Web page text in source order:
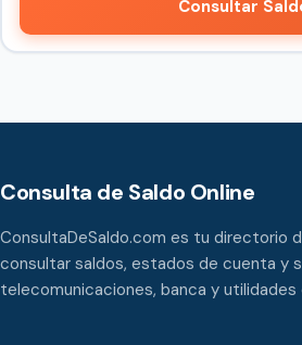
Consultar
Consulta de Saldo Online
ConsultaDeSaldo.com es tu directorio
consultar saldos, estados de cuenta y
telecomunicaciones, banca y utilidades